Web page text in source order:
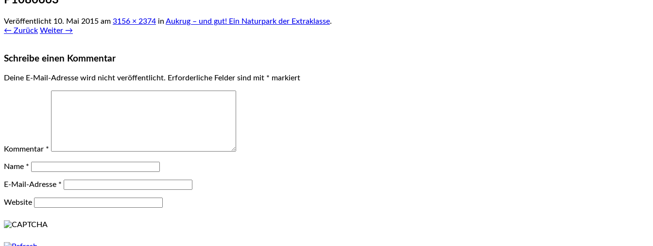
Veröffentlicht 10. Mai 2015 am 3156 × 2374 in Aukrug – und gut! Ein Naturpark der Extraklasse.
← Zurück Weiter →
Schreibe einen Kommentar
Deine E-Mail-Adresse wird nicht veröffentlicht. Erforderliche Felder sind mit * markiert
Kommentar *
Name *
E-Mail-Adresse *
Website